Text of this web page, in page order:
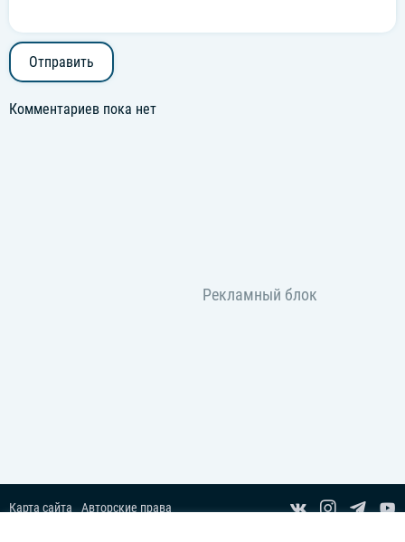
Отправить
Комментариев пока нет
Карта сайта
Авторские права